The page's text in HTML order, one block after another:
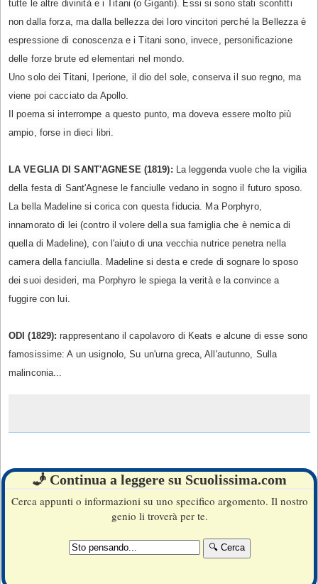
tutte le altre divinità e i Titani (o Giganti). Essi si sono stati sconfitti
non dalla forza, ma dalla bellezza dei loro vincitori perché la Bellezza è
espressione di conoscenza e i Titani sono, invece, personificazione
delle forze brute ed elementari nel mondo.
Uno solo dei Titani, Iperione, il dio del sole, conserva il suo regno, ma
viene poi cacciato da Apollo.
Il poema si interrompe a questo punto, ma doveva essere molto più
ampio, forse in dieci libri.
LA VEGLIA DI SANT'AGNESE (1819): La leggenda vuole che la vigilia
della festa di Sant'Agnese le fanciulle vedano in sogno il futuro sposo.
La bella Madeline si corica con questa fiducia. Ma Porphyro,
innamorato di lei (contro il volere della sua famiglia che è nemica di
quella di Madeline), con l'aiuto di una vecchia nutrice penetra nella
camera della fanciulla. Madeline si desta e crede di sognare lo sposo
dei suoi desideri, ma Porphyro le spiega la verità e la convince a
fuggire con lui.
ODI (1829): rappresentano il capolavoro di Keats e alcune di esse sono
famosissime: A un usignolo, Su un'urna greca, All'autunno, Sulla
malinconia...
🧞 Continua a leggere su Scuolissima.com
Cerca appunti o informazioni su uno specifico argomento. Il nostro
genio li troverà per te.